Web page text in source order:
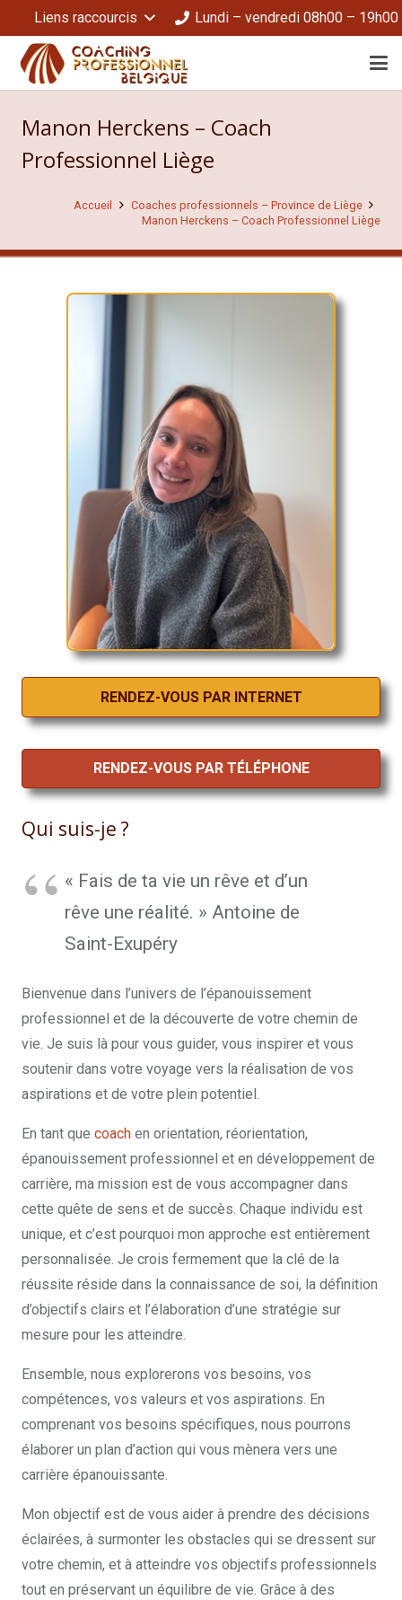
Liens raccourcis Lundi – vendredi 08h00 – 19h00
Manon Herckens – Coach
Professionnel Liège
Accueil
Coaches professionnels – Province de Liège
Manon Herckens – Coach Professionnel Liège
Qui suis-je ?
« Fais de ta vie un rêve et d’un
rêve une réalité. » Antoine de
Saint-Exupéry
Bienvenue dans l’univers de l’épanouissement
professionnel et de la découverte de votre chemin de
vie. Je suis là pour vous guider, vous inspirer et vous
soutenir dans votre voyage vers la réalisation de vos
aspirations et de votre plein potentiel.
En tant que coach en orientation, réorientation,
épanouissement professionnel et en développement de
carrière, ma mission est de vous accompagner dans
cette quête de sens et de succès. Chaque individu est
unique, et c’est pourquoi mon approche est entièrement
personnalisée. Je crois fermement que la clé de la
réussite réside dans la connaissance de soi, la définition
d’objectifs clairs et l’élaboration d’une stratégie sur
mesure pour les atteindre.
Ensemble, nous explorerons vos besoins, vos
compétences, vos valeurs et vos aspirations. En
comprenant vos besoins spécifiques, nous pourrons
élaborer un plan d’action qui vous mènera vers une
carrière épanouissante.
Mon objectif est de vous aider à prendre des décisions
éclairées, à surmonter les obstacles qui se dressent sur
votre chemin, et à atteindre vos objectifs professionnels
tout en préservant un équilibre de vie. Grâce à des
RENDEZ-VOUS PAR INTERNET
RENDEZ-VOUS PAR TÉLÉPHONE